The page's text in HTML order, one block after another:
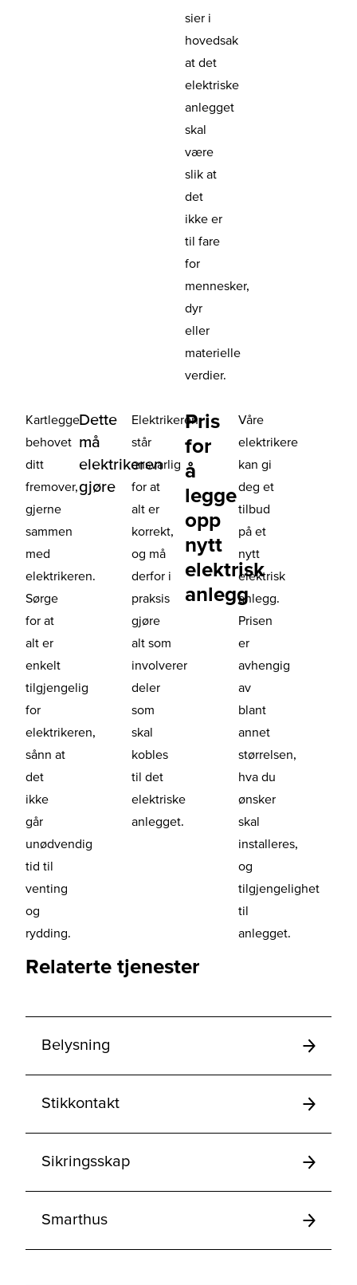
sier i
hovedsak
at det
elektriske
anlegget
skal
være
slik at
det
ikke er
til fare
for
mennesker,
dyr
eller
materielle
verdier.
Kartlegge
behovet
ditt
fremover,
gjerne
sammen
med
elektrikeren.
Sørge
for at
alt er
enkelt
tilgjengelig
for
elektrikeren,
sånn at
det
ikke
går
unødvendig
tid til
venting
og
rydding.
Dette
må
elektrikeren
gjøre
Elektrikeren
står
ansvarlig
for at
alt er
korrekt,
og må
derfor i
praksis
gjøre
alt som
involverer
deler
som
skal
kobles
til det
elektriske
anlegget.
Pris
for
å
legge
opp
nytt
elektrisk
anlegg
Våre
elektrikere
kan gi
deg et
tilbud
på et
nytt
elektrisk
anlegg.
Prisen
er
avhengig
av
blant
annet
størrelsen,
hva du
ønsker
skal
installeres,
og
tilgjengelighet
til
anlegget.
Relaterte tjenester
Belysning
Stikkontakt
Sikringsskap
Smarthus